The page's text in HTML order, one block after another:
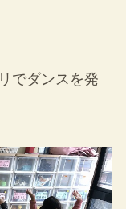
でダンスを発